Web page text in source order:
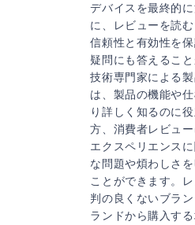
デバイスを最終的
に、レビューを読
信頼性と有効性を
疑問にも答えること
技術専門家による
は、製品の機能や
り詳しく知るのに
方、消費者レビュ
エクスペリエンス
な問題や煩わしさ
ことができます。
判の良くないブラ
ランドから購入す